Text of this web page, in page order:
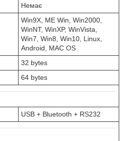
Немає
Win9X, ME Win, Win2000,
WinNT, WinXP, WinVista,
Win7, Win8, Win10, Linux,
Android, MAC OS
32 bytes
64 bytes
USB + Bluetooth + RS232